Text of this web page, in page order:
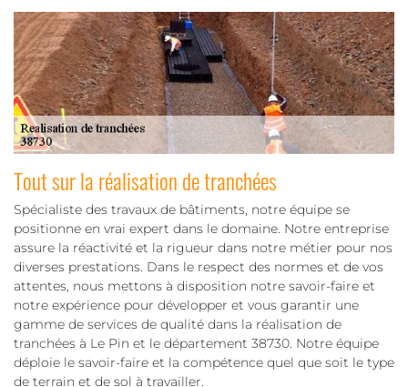
Tout sur la réalisation de tranchées
Spécialiste des travaux de bâtiments, notre équipe se
positionne en vrai expert dans le domaine. Notre entreprise
assure la réactivité et la rigueur dans notre métier pour nos
diverses prestations. Dans le respect des normes et de vos
attentes, nous mettons à disposition notre savoir-faire et
notre expérience pour développer et vous garantir une
gamme de services de qualité dans la réalisation de
tranchées à Le Pin et le département 38730. Notre équipe
déploie le savoir-faire et la compétence quel que soit le type
de terrain et de sol à travailler.